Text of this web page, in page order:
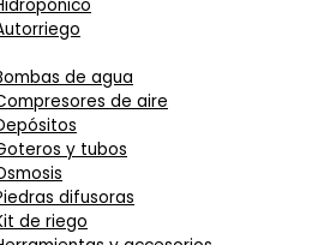
de agua
de aire
y tubos
difusoras
de riego